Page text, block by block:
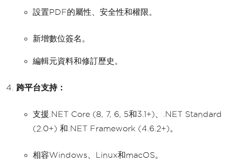
設置PDF的屬性、安全性和權限。
新增數位簽名。
編輯元資料和修訂歷史。
跨平台支持：
支援.NET Core (8, 7, 6, 5和3.1+)、.NET Standard
(2.0+) 和.NET Framework (4.6.2+)。
相容Windows、Linux和macOS。